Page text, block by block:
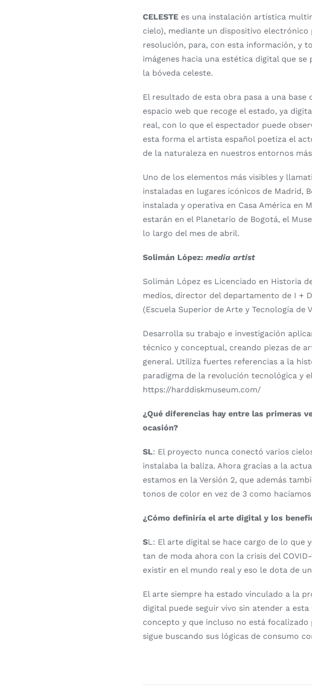
CELESTE es una instalación artística
cielo), mediante un dispositivo
resolución, para, con esta información, y
imágenes hacia una estética digital que
la bóveda celeste.
El resultado de esta obra pasa a una
espacio web que recoge el estado, ya
real, con lo que el espectador puede
esta forma el artista español poetiza el
de la naturaleza en nuestros entornos
Uno de los elementos más visibles y
instaladas en lugares icónicos de Madrid,
instalada y operativa en Casa América en
estarán en el Planetario de Bogotá, el
lo largo del mes de abril.
Solimán López:media artist
Solimán López es Licenciado en Historia
medios, director del departamento de I +
(Escuela Superior de Arte y Tecnología de
Desarrolla su trabajo e investigación
técnico y conceptual, creando piezas de
general. Utiliza fuertes referencias a la
paradigma de la revolución tecnológica y
https://harddiskmuseum.com/
¿Qué diferencias hay entre las primeras
ocasión?
SL: El proyecto nunca conectó varios
instalaba la baliza. Ahora gracias a la
estamos en la Versión 2, que además
tonos de color en vez de 3 como hacíamos
¿Cómo definiría el arte digital y los
SL: El arte digital se hace cargo de lo
tan de moda ahora con la crisis del
existir en el mundo real y eso le dota de
El arte siempre ha estado vinculado a la
digital puede seguir vivo sin atender a
concepto y que incluso no está
sigue buscando sus lógicas de consumo